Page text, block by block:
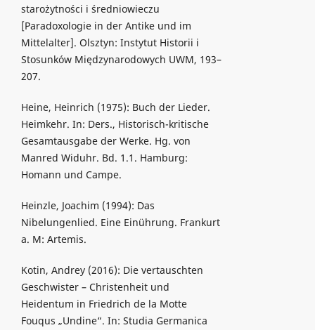
starożytności i średniowieczu
[Paradoxologie in der Antike und im
Mittelalter]. Olsztyn: Instytut Historii i
Stosunków Międzynarodowych UWM, 193–
207.
Heine, Heinrich (1975): Buch der Lieder.
Heimkehr. In: Ders., Historisch-kritische
Gesamtausgabe der Werke. Hg. von
Manred Widuhr. Bd. 1.1. Hamburg:
Homann und Campe.
Heinzle, Joachim (1994): Das
Nibelungenlied. Eine Einührung. Frankurt
a. M: Artemis.
Kotin, Andrey (2016): Die vertauschten
Geschwister – Christenheit und
Heidentum in Friedrich de la Motte
Fouqus „Undine“. In: Studia Germanica